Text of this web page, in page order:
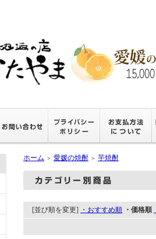
ホーム ＞ 愛媛の焼酎 ＞ 芋焼酎
[並び順を変更] ・おすすめ順 ・価格順